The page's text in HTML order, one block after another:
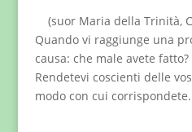
(suor Maria della Trinità,
Quando vi raggiunge una
causa: che male avete
Rendetevi coscienti delle
modo con cui corrispondete.